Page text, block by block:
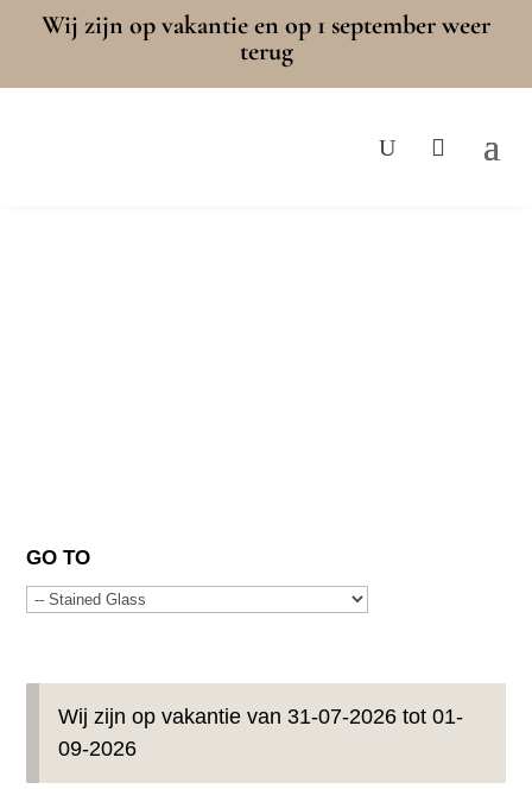
Wij zijn op vakantie en op 1 september weer
terug
GO TO
Wij zijn op vakantie van 31-07-2026 tot 01-
09-2026